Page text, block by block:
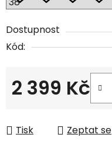
Dostupnost
Kód:
2 399 Kč
Tisk Zeptat se